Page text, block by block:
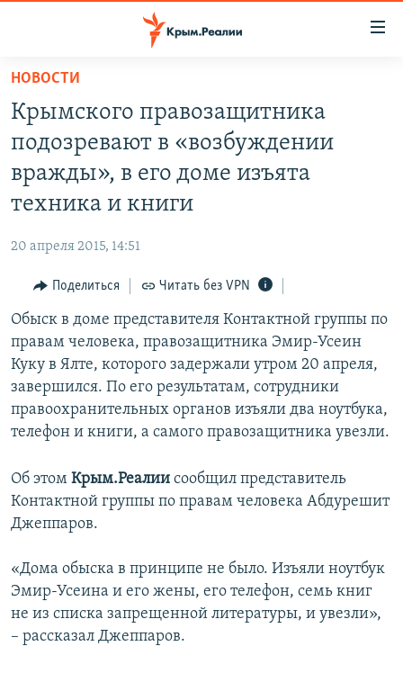
Вернуться
основному
содержанию
главной
Вернутся
поиску
СПЕЦПРОЕКТЫ
ИНТЕРАКТИВ
ИНФОГРАФИКА
ТЕЛЕПРОЕКТ КРЫМ.РЕАЛИИ
СОВЕТЫ ПРАВОЗАЩИТНИКОВ
ПРОПАВШИЕ БЕЗ ВЕСТИ
ПОБЕДИТЕЛЕЙ НЕ СУДЯТ?
ELIFBE
УКРАИНСКАЯ ПРОБЛЕМА КРЫМА
РАДІО СВОБОДА
КАК ОБОЙТИ БЛОКИРОВКУ
Українською
Qırımtatar
ПРИСОЕДИНЯЙТЕСЬ!
НОВОСТИ
Крымского правозащитника
подозревают в «возбуждении
вражды», в его доме изъята
техника и книги
20 апреля 2015, 14:51
Поделиться Читать без VPN
Обыск в доме представителя Контактной группы по
правам человека, правозащитника Эмир-Усеин
Куку в Ялте, которого задержали утром 20 апреля,
завершился. По его результатам, сотрудники
правоохранительных органов изъяли два ноутбука,
телефон и книги, а самого правозащитника увезли.
Об этом Крым.Реалии сообщил представитель
Контактной группы по правам человека Абдурешит
Джеппаров.
«Дома обыска в принципе не было. Изъяли ноутбук
Эмир-Усеина и его жены, его телефон, семь книг
не из списка запрещенной литературы, и увезли»,
– рассказал Джеппаров.